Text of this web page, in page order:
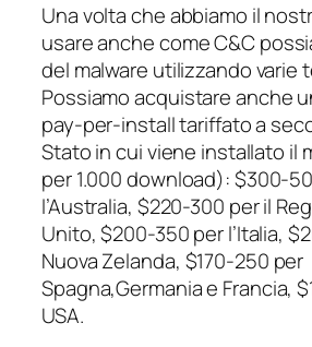
Una volta che abbiamo il
usare anche come C&C
del malware utilizzando varie
Possiamo acquistare anche
pay-per-installtariffato a
Stato in cui viene installato il
per 1.000 download): $300-
l’Australia, $220-300 per il
Unito, $200-350 per l’Italia,
Nuova Zelanda, $170-250 per
Spagna,Germania e Francia,
USA.